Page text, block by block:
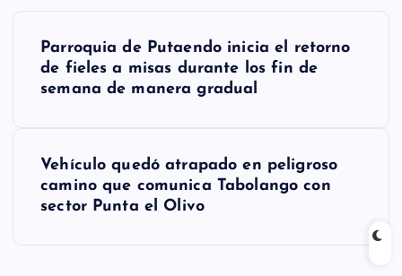
Parroquia de Putaendo inicia el retorno
de fieles a misas durante los fin de
semana de manera gradual
Vehículo quedó atrapado en peligroso
camino que comunica Tabolango con
sector Punta el Olivo